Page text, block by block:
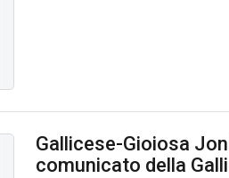
Gallicese-Gioiosa
comunicato della